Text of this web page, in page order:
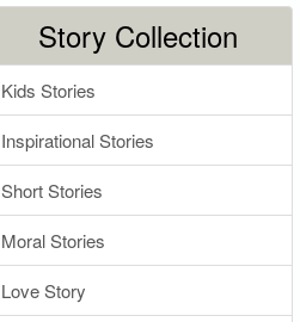
Story Collection
Kids Stories
Inspirational Stories
Short Stories
Moral Stories
Love Story